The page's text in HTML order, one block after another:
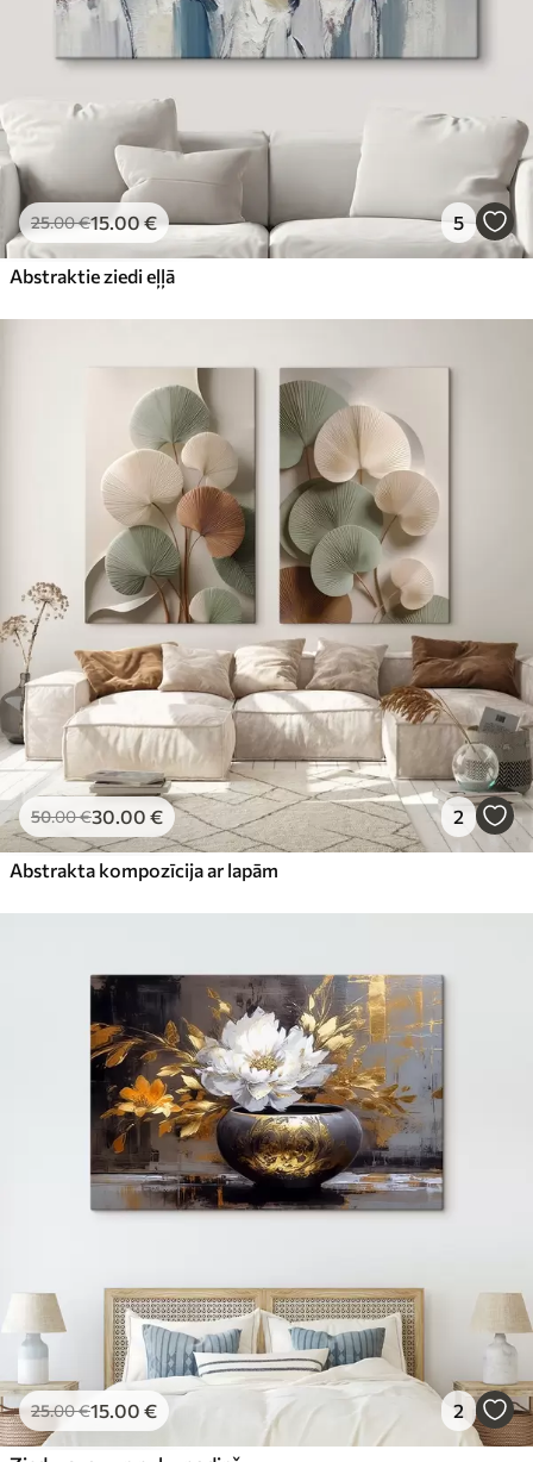
25.00€15.00€ 5
Abstraktie ziedi eļļā
50.00€30.00 € 2
Abstrakta kompozīcija ar lapām
25.00€15.00 € 2